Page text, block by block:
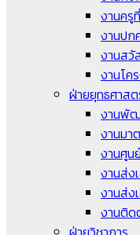
งานครู
งานปก
งานสวั
งานโค
ฝ่ายยุทธศาส
งานพัฒ
งานมา
งานศูน
งานส่ง
งานส่ง
งานติด